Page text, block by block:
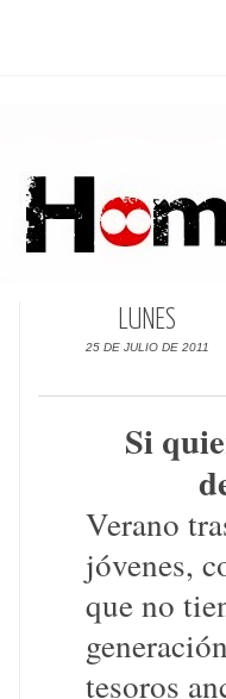
LUNES
25 DE JULIO DE 2011
Si
Verano
jóvenes,
que no
tesoros